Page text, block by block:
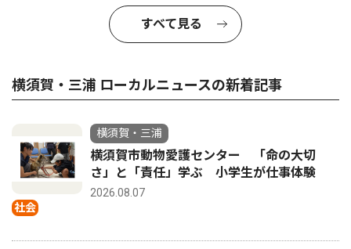
すべて見る
横須賀・三浦 ローカルニュースの新着記事
社会
横須賀・三浦
横須賀市動物愛護センター 「命の大切
さ」と「責任」学ぶ 小学生が仕事体験
2026.08.07